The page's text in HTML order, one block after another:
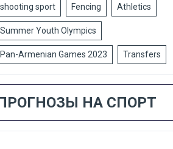
shooting sport Fencing Athletics
Summer Youth Olympics
Pan-Armenian Games 2023 Transfers
НА СПОРТ